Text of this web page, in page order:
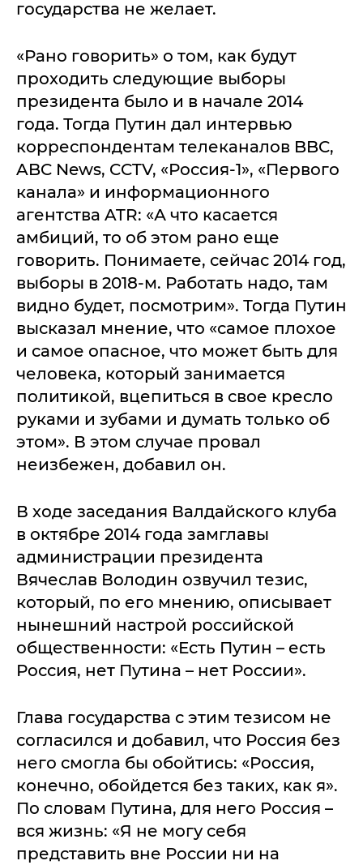
государства не желает.
«Рано говорить» о том, как будут
проходить следующие выборы
президента было и в начале 2014
года. Тогда Путин дал интервью
корреспондентам телеканалов BBC,
ABC News, CCTV, «Россия-1», «Первого
канала» и информационного
агентства ATR: «А что касается
амбиций, то об этом рано еще
говорить. Понимаете, сейчас 2014 год,
выборы в 2018-м. Работать надо, там
видно будет, посмотрим». Тогда Путин
высказал мнение, что «самое плохое
и самое опасное, что может быть для
человека, который занимается
политикой, вцепиться в свое кресло
руками и зубами и думать только об
этом». В этом случае провал
неизбежен, добавил он.
В ходе заседания Валдайского клуба
в октябре 2014 года замглавы
администрации президента
Вячеслав Володин озвучил тезис,
который, по его мнению, описывает
нынешний настрой российской
общественности: «Есть Путин – есть
Россия, нет Путина – нет России».
Глава государства с этим тезисом не
согласился и добавил, что Россия без
него смогла бы обойтись: «Россия,
конечно, обойдется без таких, как я».
По словам Путина, для него Россия –
вся жизнь: «Я не могу себя
представить вне России ни на